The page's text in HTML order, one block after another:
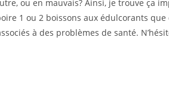
ou en mauvais? Ainsi, je trouve ça
1 ou 2 boissons aux édulcorants que
à des problèmes de santé.